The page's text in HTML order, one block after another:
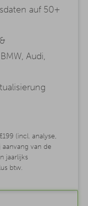
auf 50+
Audi,
(incl. analyse,
van de
jaarlijks
btw.